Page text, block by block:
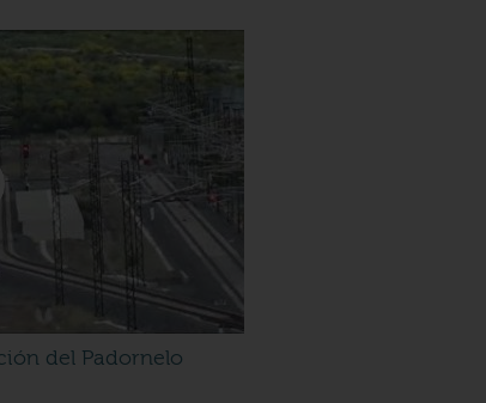
del Padornelo